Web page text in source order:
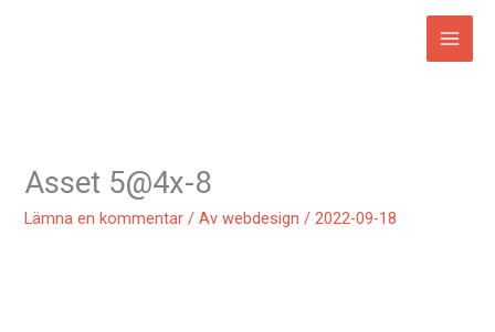
Asset 5@4x-8
Lämna en kommentar / Avwebdesign/2022-09-18